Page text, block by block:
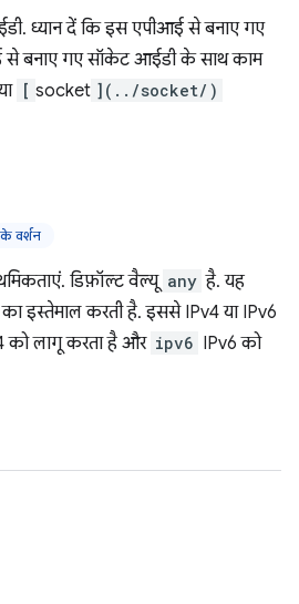
ध्यान दें कि इस एपीआई से बनाए गए
बनाए गए सॉकेट आईडी के साथ काम
[ socket ](../socket/)
वर्शन
डिफ़ॉल्ट वैल्यू any है. यह
इस्तेमाल करती है. इससे IPv4 या IPv6
को लागू करता है और ipv6 IPv6 को